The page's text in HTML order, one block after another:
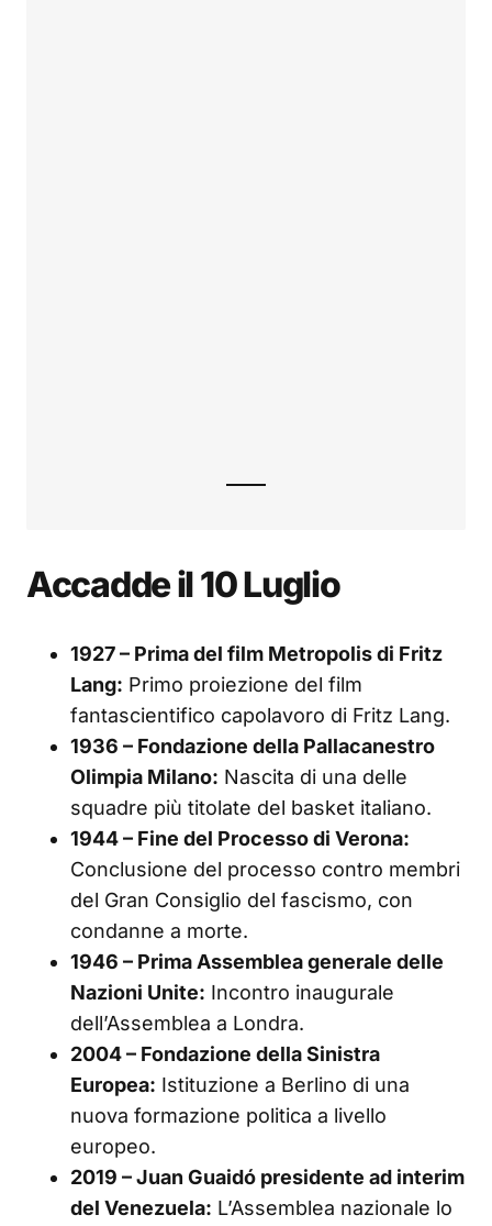
Accadde il 10 Luglio
1927 – Prima del film Metropolis di Fritz
Lang: Primo proiezione del film
fantascientifico capolavoro di Fritz Lang.
1936 – Fondazione della Pallacanestro
Olimpia Milano: Nascita di una delle
squadre più titolate del basket italiano.
1944 – Fine del Processo di Verona:
Conclusione del processo contro membri
del Gran Consiglio del fascismo, con
condanne a morte.
1946 – Prima Assemblea generale delle
Nazioni Unite: Incontro inaugurale
dell’Assemblea a Londra.
2004 – Fondazione della Sinistra
Europea: Istituzione a Berlino di una
nuova formazione politica a livello
europeo.
2019 – Juan Guaidó presidente ad interim
del Venezuela: L’Assemblea nazionale lo